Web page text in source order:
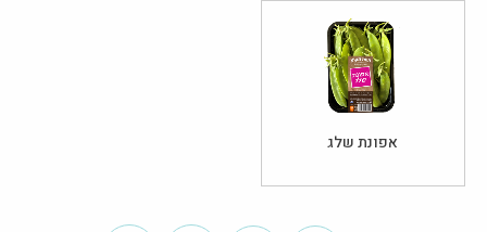
אפונת שלג